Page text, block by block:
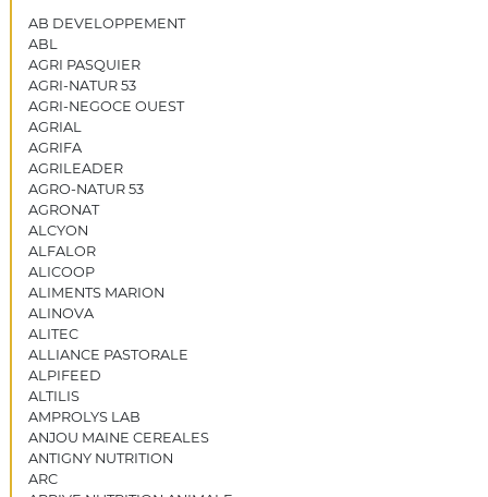
AB DEVELOPPEMENT
ABL
AGRI PASQUIER
AGRI-NATUR 53
AGRI-NEGOCE OUEST
AGRIAL
AGRIFA
AGRILEADER
AGRO-NATUR 53
AGRONAT
ALCYON
ALFALOR
ALICOOP
ALIMENTS MARION
ALINOVA
ALITEC
ALLIANCE PASTORALE
ALPIFEED
ALTILIS
AMPROLYS LAB
ANJOU MAINE CEREALES
ANTIGNY NUTRITION
ARC